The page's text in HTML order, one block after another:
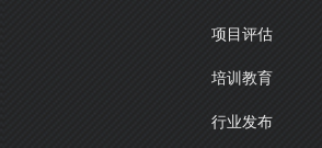
项目评估
培训教育
行业发布